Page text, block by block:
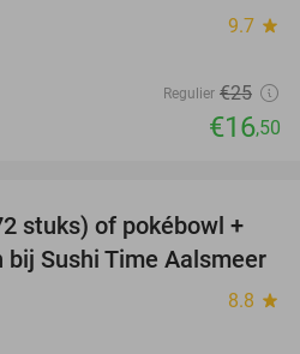
9.7 star
Regulier €25
€16,50
43%
stuks) of pokébowl +
Sushi Time Aalsmeer
8.8 star